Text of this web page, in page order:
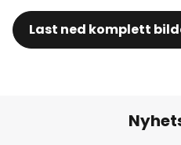
Last ned komplett